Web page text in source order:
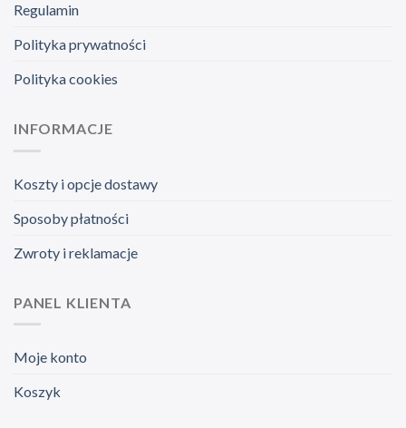
Regulamin
Polityka prywatności
Polityka cookies
INFORMACJE
Koszty i opcje dostawy
Sposoby płatności
Zwroty i reklamacje
PANEL KLIENTA
Moje konto
Koszyk